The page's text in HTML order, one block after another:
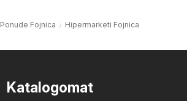
Ponude Fojnica Hipermarketi Fojnica
Katalogomat